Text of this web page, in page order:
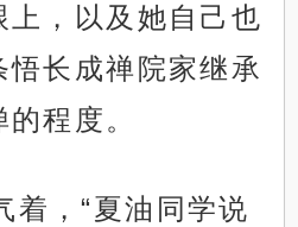
上，以及她自己也
长成禅院家继承
程度。
着，“夏油同学说